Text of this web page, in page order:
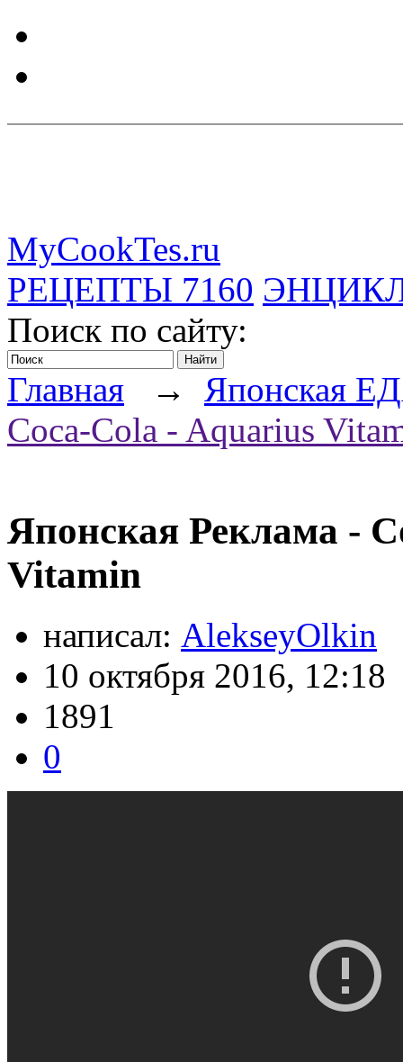
MyCookTes.ru
РЕЦЕПТЫ 7160
Поиск по сайту:
Главная → Японская
Coca-Cola - Aquarius
Японская Реклама -
Vitamin
написал: AlekseyOlkin
10 октября 2016, 12:18
1891
0